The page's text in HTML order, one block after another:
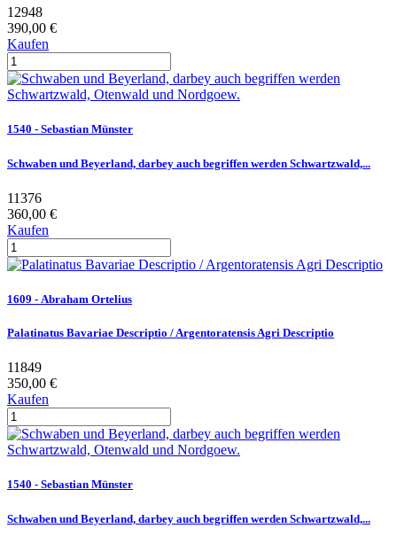
12948
390,00 €
Kaufen
1540 - Sebastian Münster
Schwaben und Beyerland, darbey auch begriffen werden Schwartzwald,...
11376
360,00 €
Kaufen
1609 - Abraham Ortelius
Palatinatus Bavariae Descriptio / Argentoratensis Agri Descriptio
11849
350,00 €
Kaufen
1540 - Sebastian Münster
Schwaben und Beyerland, darbey auch begriffen werden Schwartzwald,...